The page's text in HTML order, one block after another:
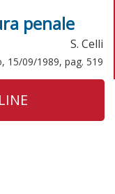
penale
S. Celli
15/09/1989, pag. 519